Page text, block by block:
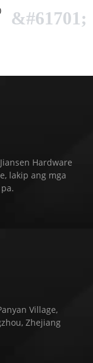
Hardware
lakip ang mga
Village,
Zhejiang